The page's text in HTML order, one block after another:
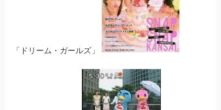
「ドリーム・ガールズ」